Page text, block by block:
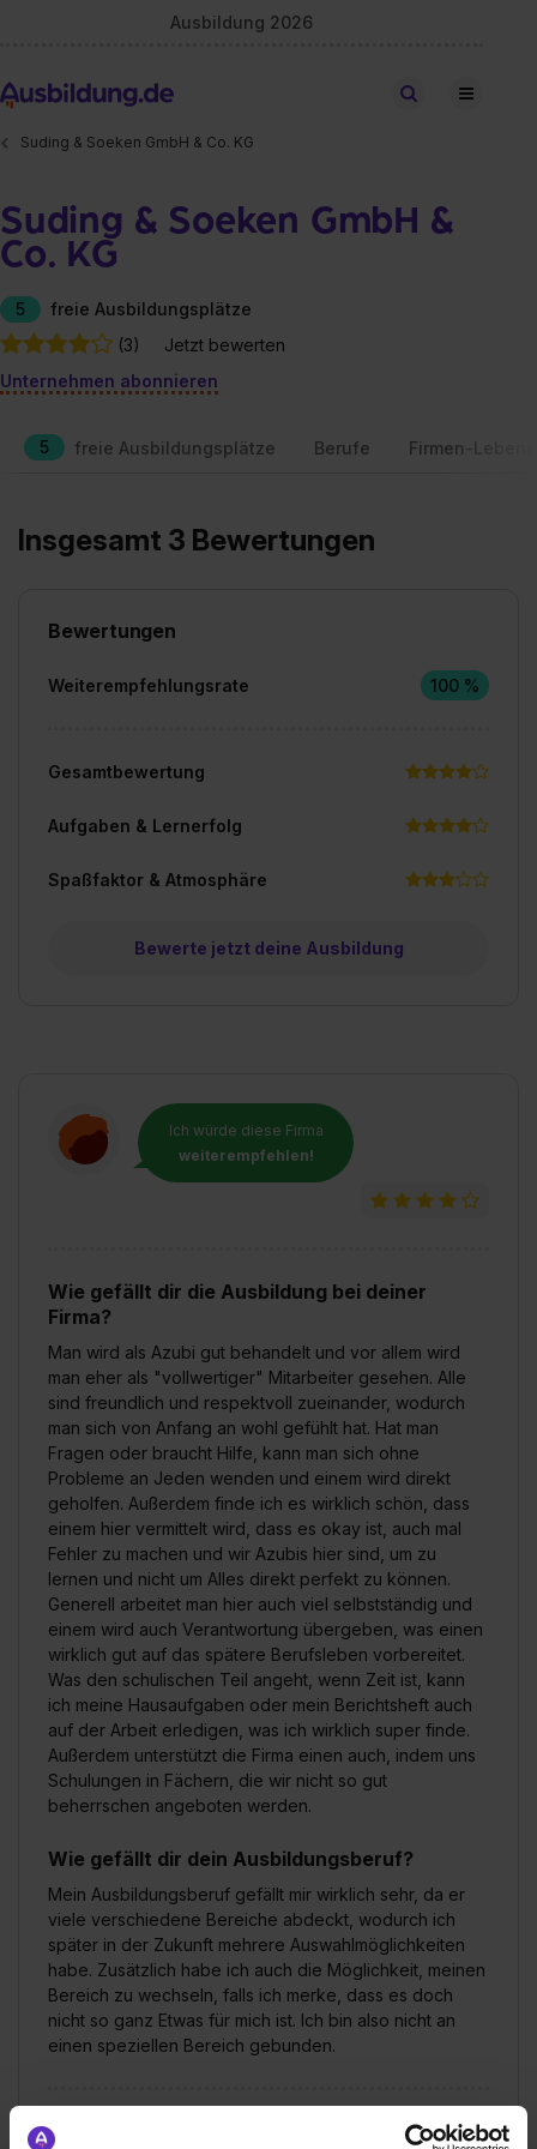
Ausbildung 2026
Stellen finden
Suding & Soeken GmbH & Co. KG
Suding & Soeken GmbH &
Co. KG
5
freie Ausbildungsplätze
(3)
Jetzt bewerten
Unternehmen abonnieren
5 freie Ausbildungsplätze Berufe Firmen-
Insgesamt 3 Bewertungen
Ich würde diese Firma
weiterempfehlen!
Wie gefällt dir die Ausbildung bei deiner
Firma?
Man wird als Azubi gut behandelt und vor allem wird
man eher als "vollwertiger" Mitarbeiter gesehen. Alle
sind freundlich und respektvoll zueinander, wodurch
man sich von Anfang an wohl gefühlt hat. Hat man
Fragen oder braucht Hilfe, kann man sich ohne
Probleme an Jeden wenden und einem wird direkt
geholfen. Außerdem finde ich es wirklich schön, dass
einem hier vermittelt wird, dass es okay ist, auch mal
Fehler zu machen und wir Azubis hier sind, um zu
lernen und nicht um Alles direkt perfekt zu können.
Generell arbeitet man hier auch viel selbstständig und
einem wird auch Verantwortung übergeben, was einen
wirklich gut auf das spätere Berufsleben vorbereitet.
Was den schulischen Teil angeht, wenn Zeit ist, kann
ich meine Hausaufgaben oder mein Berichtsheft auch
auf der Arbeit erledigen, was ich wirklich super finde.
Außerdem unterstützt die Firma einen auch, indem uns
Schulungen in Fächern, die wir nicht so gut
beherrschen angeboten werden.
Wie gefällt dir dein Ausbildungsberuf?
Mein Ausbildungsberuf gefällt mir wirklich sehr, da er
viele verschiedene Bereiche abdeckt, wodurch ich
später in der Zukunft mehrere Auswahlmöglichkeiten
habe. Zusätzlich habe ich auch die Möglichkeit, meinen
Bereich zu wechseln, falls ich merke, dass es doch
nicht so ganz Etwas für mich ist. Ich bin also nicht an
einen speziellen Bereich gebunden.
Suding & Soeken GmbH & Co. KG
Bewertungen
Weiterempfehlungsrate 100 %
Gesamtbewertung
Aufgaben & Lernerfolg
Spaßfaktor & Atmosphäre
Bewerte jetzt deine Ausbildung